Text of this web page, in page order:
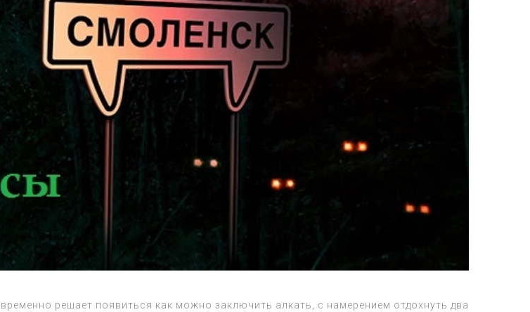
решает появиться как можно заключить алкать, с намерением отдохнуть два